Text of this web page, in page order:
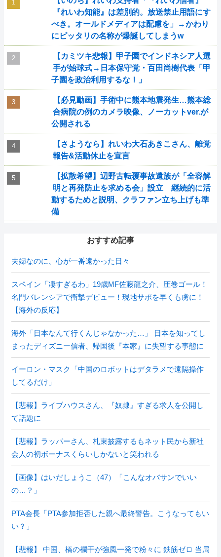
『れいわ知能』は差別的。放送禁止用語にす
べき。オールドメディアは配慮を」→かわり
にピッタリの名称が爆誕してしまうw
【カミツキ悲報】甲子園でインドネシア人選
手が始球式→日本保守党・百田尚樹代表「甲
子園を政治利用するな！」
【必見動画】手術中に熊本地震発生…熊本総
合病院の例のカメラ映像、ノーカットver.が
公開される
【さようなら】れいわ大石あきこさん、離党
報告&活動休止を宣言
【拡散希望】辺野古転覆事故遺族が「全容解
明と再発防止を求める会」設立 継続的に活
動するためと説明、クラファン立ち上げも準
備
おすすめ記事
夫婦なのに、心が一番遠かった日々
スペイン「凄すぎるわ」19歳MF佐藤龍之介、圧巻ゴール！
名門バレンシアで衝撃デビュー！現地サポを早くも虜に！
【海外の反応】
海外「日本なんて行くんじゃなかった…」 日本を知ってし
まったディズニー信者、帰国後『本家』に失望する事態に
イーロン・マスク「中国のロボットはデタラメで遠隔操作
してるだけ」
【悲報】ライブハウスさん、『奴隷』すぎる求人を公開し
て話題に
【悲報】ラッパーさん、札束披露するもネット民から新社
会人の初ボーナスくらいしかないと笑われる
【画像】はいだしょうこ（47）「こんなオバサンでいい
の…？」
PTA会長「PTA参加拒否した親へ最終警告。こうなってもい
い？」
【悲報】 中国、橋の欄干が強風一発で粉々に 鉄筋ゼロ 当局